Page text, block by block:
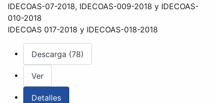
IDECOAS-07-2018, IDECOAS-009-2018 y IDECOAS-
010-2018
IDECOAS 017-2018 y IDECOAS-018-2018
Descarga (78)
Ver
Detalles